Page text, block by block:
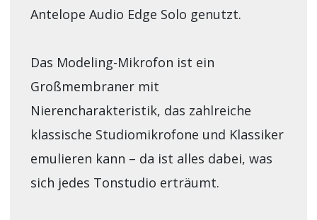
Antelope Audio Edge Solo genutzt.
Das Modeling-Mikrofon ist ein
Großmembraner mit
Nierencharakteristik, das zahlreiche
klassische Studiomikrofone und Klassiker
emulieren kann – da ist alles dabei, was
sich jedes Tonstudio erträumt.